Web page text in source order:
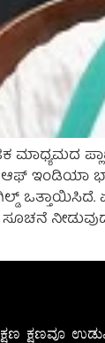
ಇಂಡಿಯಾ
ಒತ್ತಾಯಿಸಿದೆ.
ಕ್ಷಣ ಕ್ಷಣವೂ